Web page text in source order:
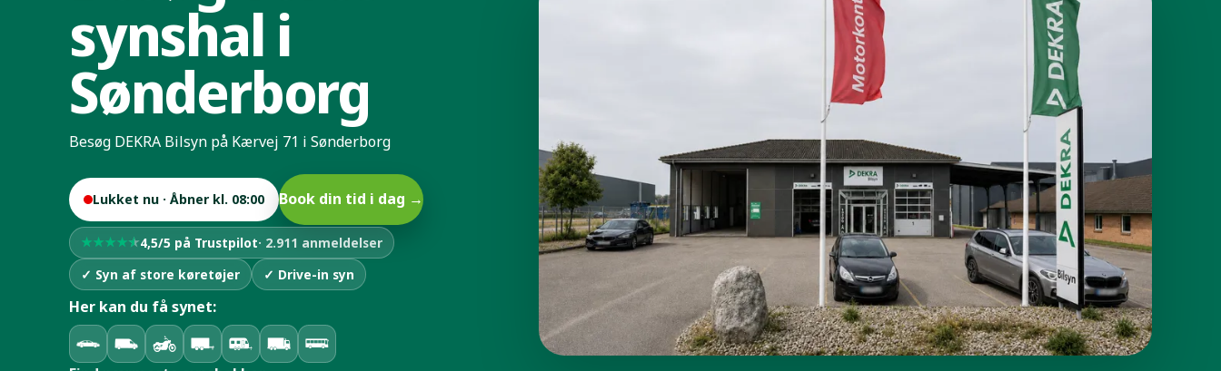
synshal i
Sønderborg
Besøg DEKRA Bilsyn på Kærvej 71 i Sønderborg
Lukket nu · Åbner kl. 08:00 Book din tid i dag →
★★★★★4,5/5 på Trustpilot· 2.911 anmeldelser
✓ Syn af store køretøjer
✓ Drive-in syn
Her kan du få synet: